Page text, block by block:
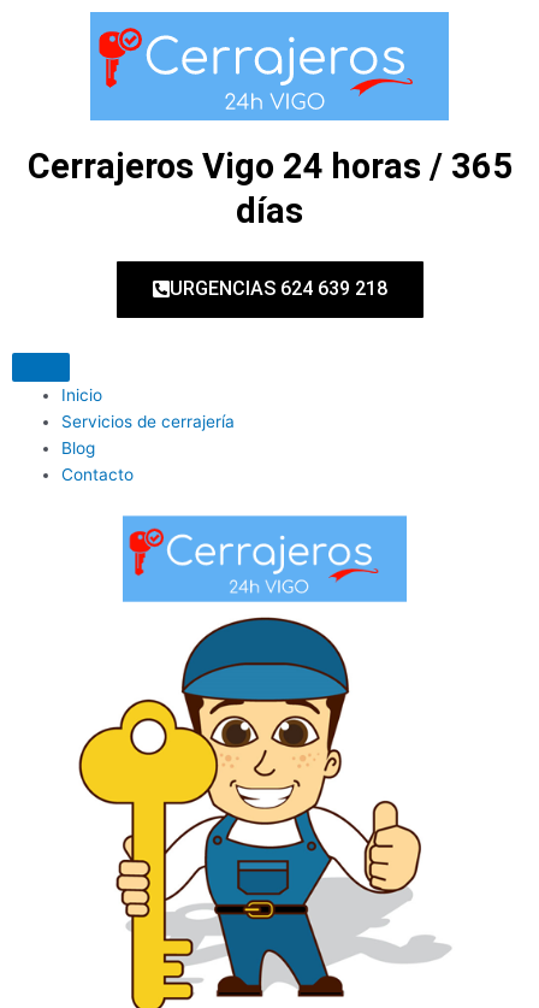
Cerrajeros Vigo 24 horas / 365
días
URGENCIAS 624 639 218
Inicio
Servicios de cerrajería
Blog
Contacto